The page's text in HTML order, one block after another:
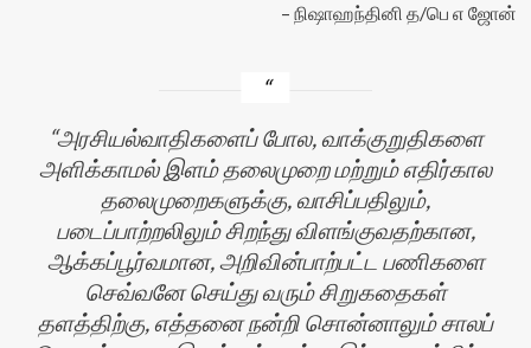
நிஷாஹந்தினி த/பெ எ ஜோன்
அரசியல்வாதிகளைப் போல, வாக்குறுதிகளை
அளிக்காமல் இளம் தலைமுறை மற்றும் எதிர்கால
தலைமுறைகளுக்கு, வாசிப்பதிலும்,
படைப்பாற்றலிலும் சிறந்து விளங்குவதற்கான,
ஆக்கப்பூர்வமான, அறிவின்பாற்பட்ட பணிகளை
செவ்வனே செய்து வரும் சிறுகதைகள்
தளத்திற்கு, எத்தனை நன்றி சொன்னாலும் சாலப்